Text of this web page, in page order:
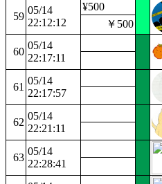
59
05/14
22:12:12
¥500
￥500
60
05/14
22:17:11
61
05/14
22:17:57
62
05/14
22:21:11
63
05/14
22:28:41